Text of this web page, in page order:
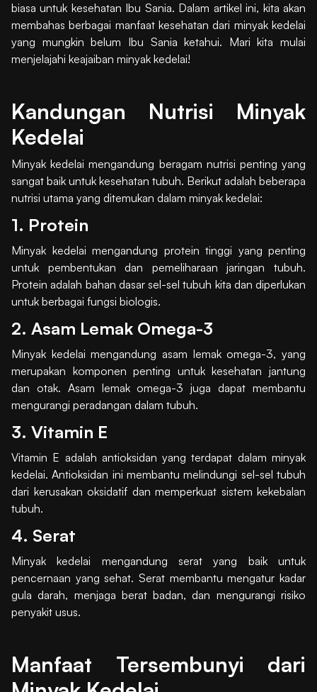
biasa untuk kesehatan Ibu Sania. Dalam artikel ini, kita akan
membahas berbagai manfaat kesehatan dari minyak kedelai
yang mungkin belum Ibu Sania ketahui. Mari kita mulai
menjelajahi keajaiban minyak kedelai!
Kandungan Nutrisi Minyak
Kedelai
Minyak kedelai mengandung beragam nutrisi penting yang
sangat baik untuk kesehatan tubuh. Berikut adalah beberapa
nutrisi utama yang ditemukan dalam minyak kedelai:
1. Protein
Minyak kedelai mengandung protein tinggi yang penting
untuk pembentukan dan pemeliharaan jaringan tubuh.
Protein adalah bahan dasar sel-sel tubuh kita dan diperlukan
untuk berbagai fungsi biologis.
2. Asam Lemak Omega-3
Minyak kedelai mengandung asam lemak omega-3, yang
merupakan komponen penting untuk kesehatan jantung
dan otak. Asam lemak omega-3 juga dapat membantu
mengurangi peradangan dalam tubuh.
3. Vitamin E
Vitamin E adalah antioksidan yang terdapat dalam minyak
kedelai. Antioksidan ini membantu melindungi sel-sel tubuh
dari kerusakan oksidatif dan memperkuat sistem kekebalan
tubuh.
4. Serat
Minyak kedelai mengandung serat yang baik untuk
pencernaan yang sehat. Serat membantu mengatur kadar
gula darah, menjaga berat badan, dan mengurangi risiko
penyakit usus.
Manfaat Tersembunyi dari